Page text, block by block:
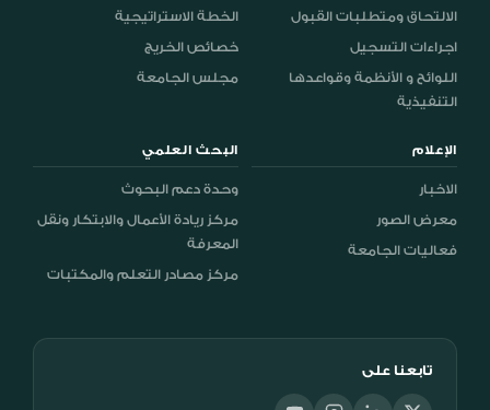
الالتحاق ومتطلبات القبول
اجراءات التسجيل
اللوائح و الأنظمة وقواعدها
التنفيذية
الخطة الاستراتيجية
خصائص الخريج
مجلس الجامعة
الإعلام
الاخبار
معرض الصور
فعاليات الجامعة
البحث العلمي
وحدة دعم البحوث
مركز ريادة الأعمال والابتكار ونقل
المعرفة
مركز مصادر التعلم والمكتبات
تابعنا على